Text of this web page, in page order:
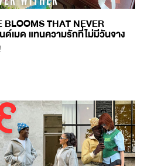
THAT NEVER
เมด แทนความรักที่ไม่มีวันจาง